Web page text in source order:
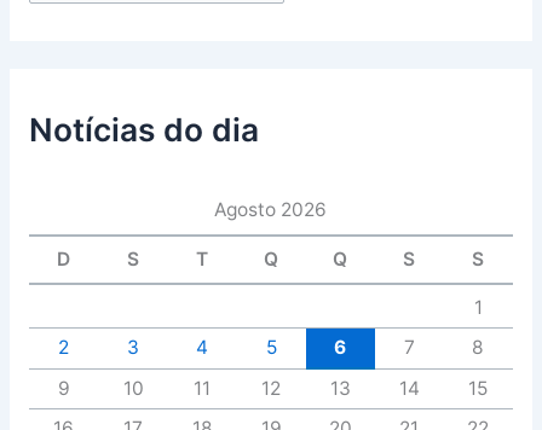
Notícias do dia
Agosto 2026
D S T Q Q S S
1
2
3 4 5 6 7
8
9
10 11 12 13 14
15